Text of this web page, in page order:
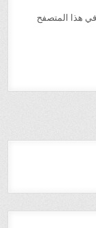
في هذا المتصفح